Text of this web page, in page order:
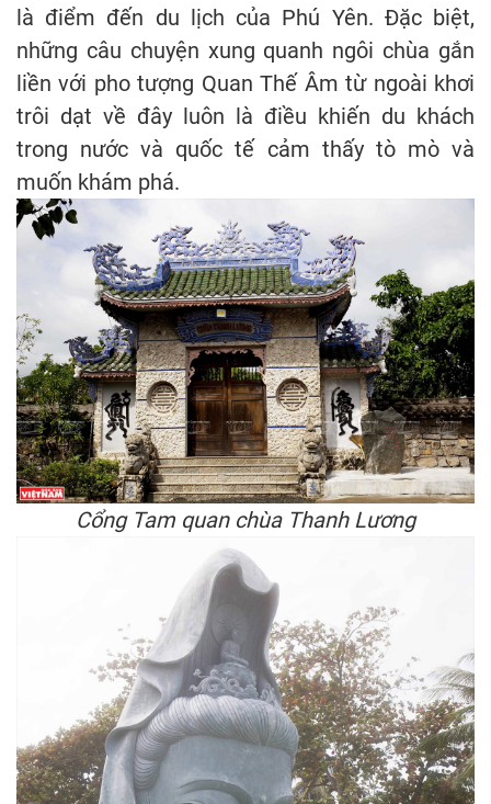
là điểm đến du lịch của Phú Yên. Đặc biệt,
những câu chuyện xung quanh ngôi chùa gắn
liền với pho tượng Quan Thế Âm từ ngoài khơi
trôi dạt về đây luôn là điều khiến du khách
trong nước và quốc tế cảm thấy tò mò và
muốn khám phá.
Cổng Tam quan chùa Thanh Lương